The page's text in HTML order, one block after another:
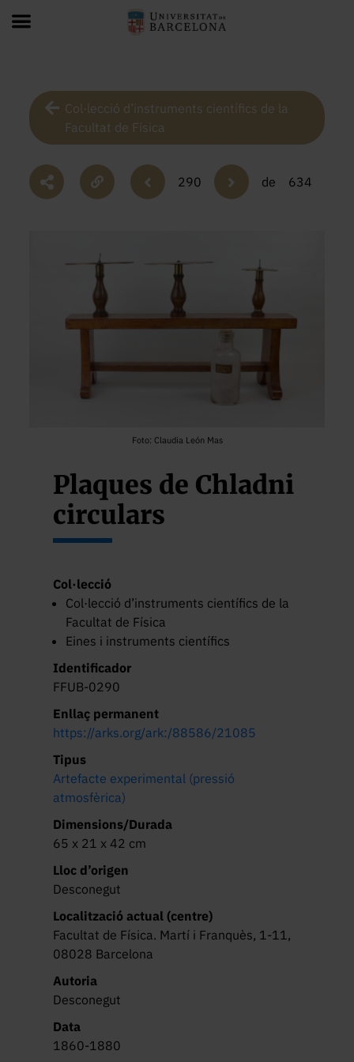
Col·lecció d’instruments científics de la
Facultat de Física
290 de 634
Foto: Claudia León Mas
Plaques de Chladni
circulars
Col·lecció
Col·lecció d’instruments científics de la
Facultat de Física
Eines i instruments científics
Identificador
FFUB-0290
Enllaç permanent
https://arks.org/ark:/88586/21085
Tipus
Artefacte experimental (pressió
atmosfèrica)
Dimensions/Durada
65 x 21 x 42 cm
Lloc d’origen
Desconegut
Localització actual (centre)
Facultat de Física. Martí i Franquès, 1-11,
08028 Barcelona
Autoria
Desconegut
Data
1860-1880